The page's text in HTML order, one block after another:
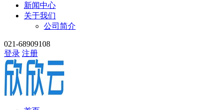
新闻中心
关于我们
公司简介
021-68909108
登录 注册